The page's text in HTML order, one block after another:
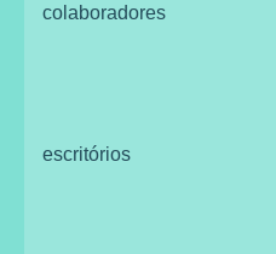
colaboradores
escritórios